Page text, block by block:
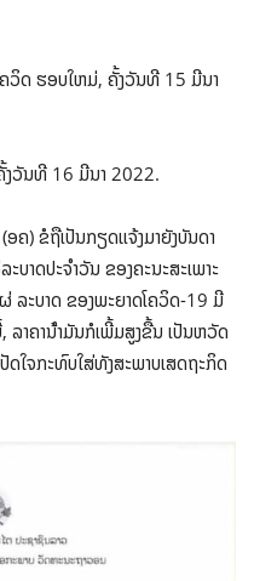
ຄວິດ ຮອບໃຫມ່, ຄັ້ງວັນທີ 15 ມີນາ
ງວັນທີ 16 ມີນາ 2022.
ຄ) ຂໍຖືເປັນກຽດແຈ້ງມາຍັງບັນດາ
ບາດປະຈໍາວັນ ຂອງຄະນະສະເພາະ
ລະບາດ ຂອງພະຍາດໂຄວິດ-19 ມີ
າຄານ້ໍາມັນກໍເພີ້ມສູງຂື້ນ ເປັນຫວັດ
ໃຈກະທົບໃສ່ທັງສະພາບເສດຖະກິດ